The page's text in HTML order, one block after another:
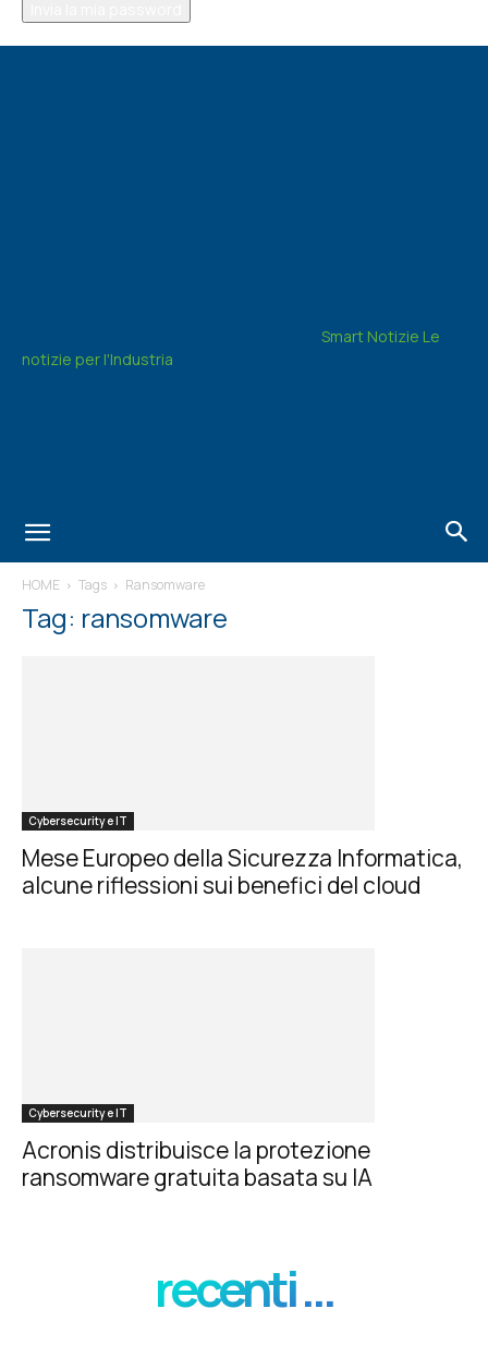
Smart Notizie Le
notizie per l'Industria
HOME Tags Ransomware
Tag: ransomware
Cybersecurity e IT
Mese Europeo della Sicurezza Informatica,
alcune riflessioni sui benefici del cloud
Cybersecurity e IT
Acronis distribuisce la protezione
ransomware gratuita basata su IA
recenti ...